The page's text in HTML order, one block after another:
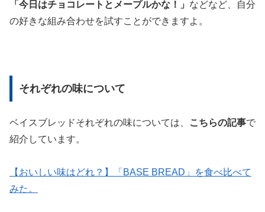
「今日はチョコレートとメープルかな！」 などなど、自分
の好きな組み合わせを試すことができますよ。
それぞれの味について
ベイスブレッドそれぞれの味については、 こちらの記事で
紹介しています。
【おいしい味はどれ？】「BASE BREAD」を食べ比べて
みた。